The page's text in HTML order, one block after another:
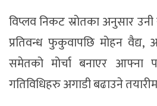
विप्लव निकट स्रोतका अनुसार
प्रतिवन्ध फुकुवापछि मोहन
समेतको मोर्चा बनाएर आफ्ना
गतिविधिहरु अगाडी बढाउने